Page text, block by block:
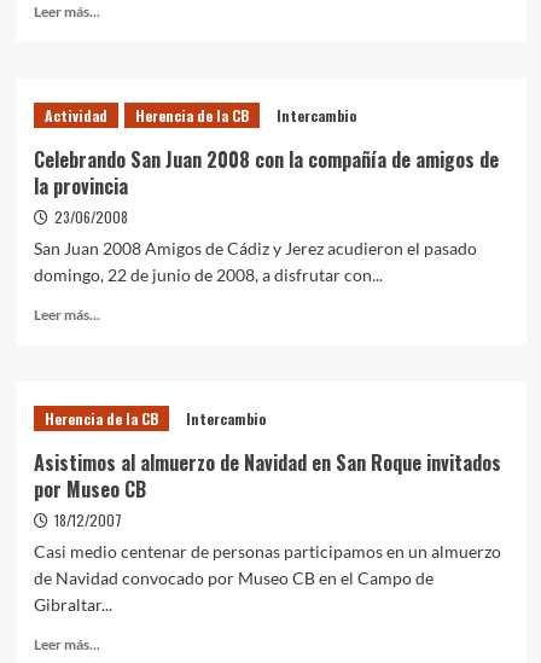
Leer más...
Actividad Herencia de la CB Intercambio
Celebrando San Juan 2008 con la compañía de amigos de
la provincia
23/06/2008
San Juan 2008 Amigos de Cádiz y Jerez acudieron el pasado
domingo, 22 de junio de 2008, a disfrutar con...
Leer más...
Herencia de la CB Intercambio
Asistimos al almuerzo de Navidad en San Roque invitados
por Museo CB
18/12/2007
Casi medio centenar de personas participamos en un almuerzo
de Navidad convocado por Museo CB en el Campo de
Gibraltar...
Leer más...